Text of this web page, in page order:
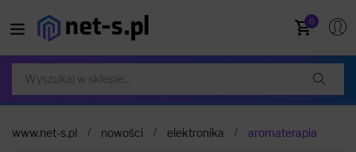
0
www.net-s.pl nowości elektronika aromaterapia